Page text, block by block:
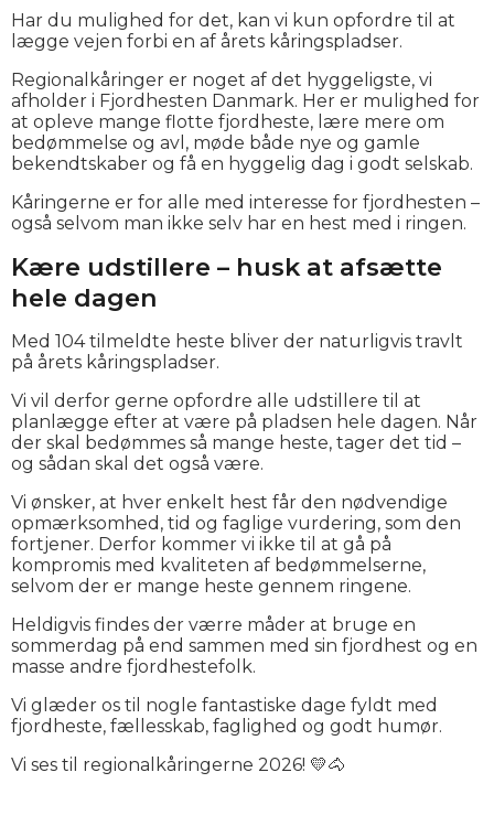
Har du mulighed for det, kan vi kun opfordre til at
lægge vejen forbi en af årets kåringspladser.
Regionalkåringer er noget af det hyggeligste, vi
afholder i Fjordhesten Danmark. Her er mulighed for
at opleve mange flotte fjordheste, lære mere om
bedømmelse og avl, møde både nye og gamle
bekendtskaber og få en hyggelig dag i godt selskab.
Kåringerne er for alle med interesse for fjordhesten –
også selvom man ikke selv har en hest med i ringen.
Kære udstillere – husk at afsætte
hele dagen
Med 104 tilmeldte heste bliver der naturligvis travlt
på årets kåringspladser.
Vi vil derfor gerne opfordre alle udstillere til at
planlægge efter at være på pladsen hele dagen. Når
der skal bedømmes så mange heste, tager det tid –
og sådan skal det også være.
Vi ønsker, at hver enkelt hest får den nødvendige
opmærksomhed, tid og faglige vurdering, som den
fortjener. Derfor kommer vi ikke til at gå på
kompromis med kvaliteten af bedømmelserne,
selvom der er mange heste gennem ringene.
Heldigvis findes der værre måder at bruge en
sommerdag på end sammen med sin fjordhest og en
masse andre fjordhestefolk.
Vi glæder os til nogle fantastiske dage fyldt med
fjordheste, fællesskab, faglighed og godt humør.
Vi ses til regionalkåringerne 2026! 💛🐴